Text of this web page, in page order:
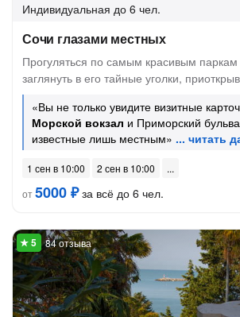
Индивидуальная до 6 чел.
Сочи глазами местных
Прогуляться по самым красивым паркам
заглянуть в его тайные уголки,
«Вы не только увидите визитные
Морской вокзал и Приморский
известные лишь местным»
1 сен в 10:00
2 сен в 10:00
от5000 ₽за всё до 6 чел.
84 отзыва